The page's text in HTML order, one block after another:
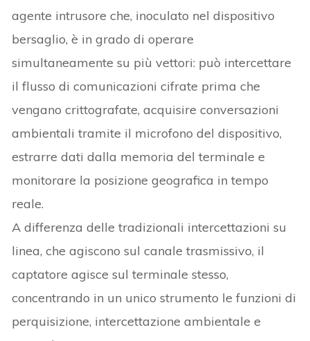
agente intrusore che, inoculato nel dispositivo
bersaglio, è in grado di operare
simultaneamente su più vettori: può intercettare
il flusso di comunicazioni cifrate prima che
vengano crittografate, acquisire conversazioni
ambientali tramite il microfono del dispositivo,
estrarre dati dalla memoria del terminale e
monitorare la posizione geografica in tempo
reale.
A differenza delle tradizionali intercettazioni su
linea, che agiscono sul canale trasmissivo, il
captatore agisce sul terminale stesso,
concentrando in un unico strumento le funzioni di
perquisizione, intercettazione ambientale e